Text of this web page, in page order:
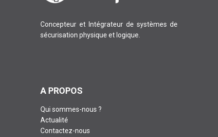
Concepteur et Intégrateur de systèmes de
sécurisation physique et logique.
A PROPOS
Qui sommes-nous ?
Actualité
Contactez-nous